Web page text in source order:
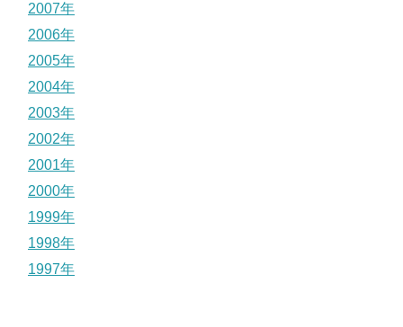
2007年
2006年
2005年
2004年
2003年
2002年
2001年
2000年
1999年
1998年
1997年